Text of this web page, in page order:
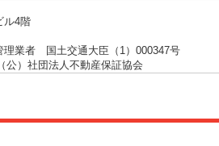
ル4階
理業者 国土交通大臣（1）000347号
公）社団法人不動産保証協会